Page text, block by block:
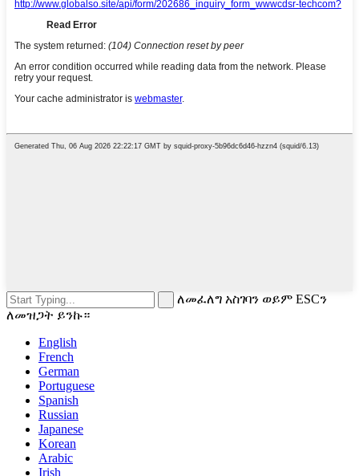
ለመፈለግ አስገባን ወይም ESCን
ለመዝጋት ይንኩ።
English
French
German
Portuguese
Spanish
Russian
Japanese
Korean
Arabic
Irish